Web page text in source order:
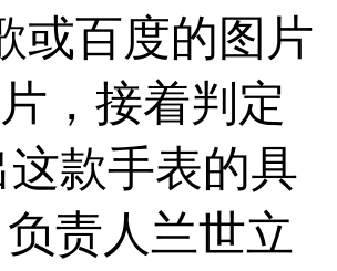
百度的图片
，接着判定
款手表的具
责人兰世立